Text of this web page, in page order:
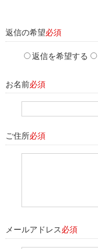
返信の希望必須
返信を希望する
お名前必須
ご住所必須
メールアドレス必須